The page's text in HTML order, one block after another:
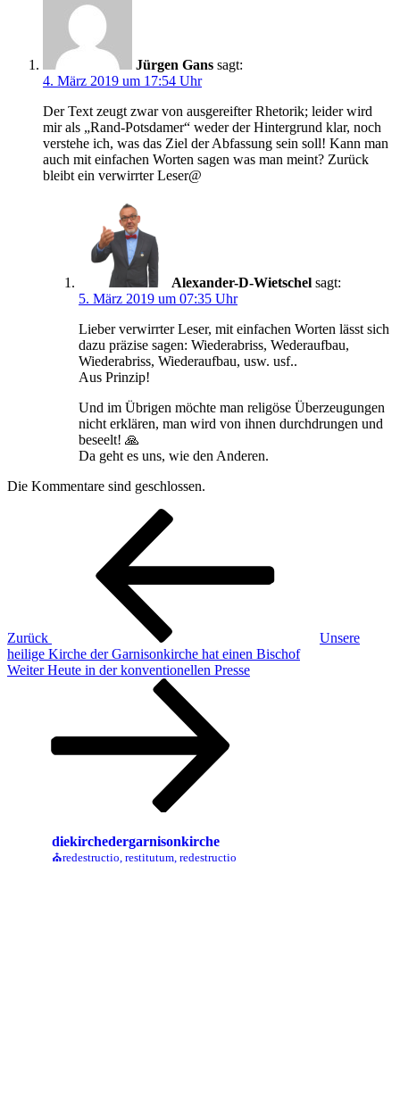
Jürgen Gans sagt:
4. März 2019 um 17:54 Uhr
Der Text zeugt zwar von ausgereifter Rhetorik; leider wird
mir als „Rand-Potsdamer“ weder der Hintergrund klar, noch
verstehe ich, was das Ziel der Abfassung sein soll! Kann man
auch mit einfachen Worten sagen was man meint? Zurück
bleibt ein verwirrter Leser@
Alexander-D-Wietschel sagt:
5. März 2019 um 07:35 Uhr
Lieber verwirrter Leser, mit einfachen Worten lässt sich
dazu präzise sagen: Wiederabriss, Wederaufbau,
Wiederabriss, Wiederaufbau, usw. usf..
Aus Prinzip!
Und im Übrigen möchte man religöse Überzeugungen
nicht erklären, man wird von ihnen durchdrungen und
beseelt! 🙏
Da geht es uns, wie den Anderen.
Die Kommentare sind geschlossen.
Beitragsnavigation
Zurück
Unsere
heilige Kirche der Garnisonkirche hat einen Bischof
Nächster
Weiter Heute in der konventionellen Presse
diekirchedergarnisonkirche
⛪redestructio, restitutum, redestructio